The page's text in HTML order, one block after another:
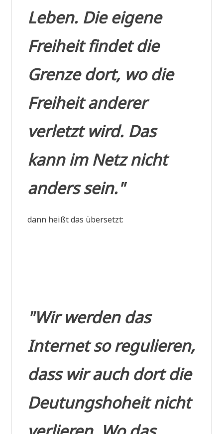
Leben. Die eigene
Freiheit findet die
Grenze dort, wo die
Freiheit anderer
verletzt wird. Das
kann im Netz nicht
anders sein."
dann heißt das übersetzt:
"Wir werden das
Internet so regulieren,
dass wir auch dort die
Deutungshoheit nicht